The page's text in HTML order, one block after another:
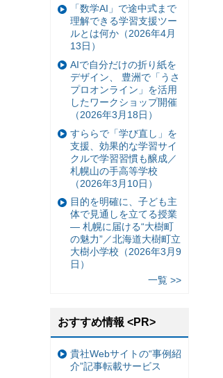
「数学AI」で途中式まで
理解できる学習支援ツー
ルとは何か（2026年4月
13日）
AIで自分だけの折り紙を
デザイン、 豊洲で「うさ
プロオンライン」を活用
したワークショップ開催
（2026年3月18日）
すららで「学び直し」を
支援、効果的な学習サイ
クルで学習習慣も醸成／
札幌山の手高等学校
（2026年3月10日）
目的を明確に、子ども主
体で見通しを立てる授業
— 札幌に届ける“大樹町
の魅力”／北海道大樹町立
大樹小学校（2026年3月9
日）
一覧 >>
おすすめ情報 <PR>
貴社Webサイトの“事例紹
介”記事転載サービス